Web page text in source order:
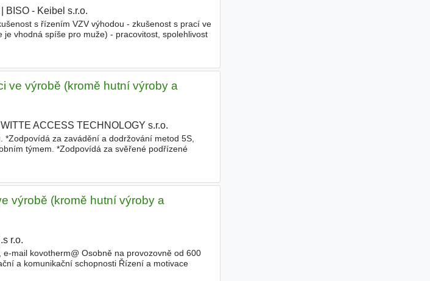
BISO - Keibel s.r.o.
s řízením VZV výhodou - zkušenost s prací ve
vhodná spíše pro muže) - pracovitost, spolehlivost
ve výrobě (kromě hutní výroby a
WITTE ACCESS TECHNOLOGY s.r.o.
za zavádění a dodržování metod 5S,
týmem. *Zodpovídá za svěřené podřízené
výrobě (kromě hutní výroby a
r.o.
mail kovotherm@ Osobně na provozovně od 600
a komunikační schopnosti Řízení a motivace